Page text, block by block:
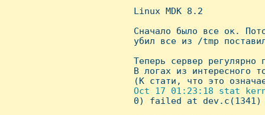
Linux MDK 8.2
Сначало было все ок.
убил все из /tmp
Теперь сервер регулярно
В логах из интересного
(К стати, что это
Oct 17 01:23:18 stat
0) failed at dev.c(1341)